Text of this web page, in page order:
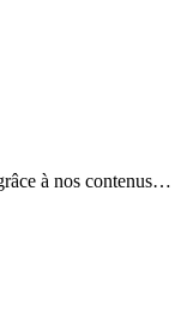
à nos contenus…